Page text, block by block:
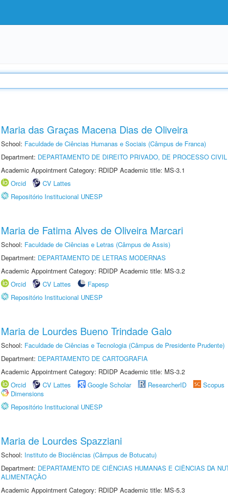
Maria das Graças Macena Dias de Oliveira
School: Faculdade de Ciências Humanas e Sociais (Câmpus de Franca)
Department: DEPARTAMENTO DE DIREITO PRIVADO, DE PROCESSO
Academic Appointment Category: RDIDP Academic title: MS-3.1
Orcid
CV Lattes
Repositório Institucional UNESP
Maria de Fatima Alves de Oliveira Marcari
School: Faculdade de Ciências e Letras (Câmpus de Assis)
Department: DEPARTAMENTO DE LETRAS MODERNAS
Academic Appointment Category: RDIDP Academic title: MS-3.2
Orcid
CV Lattes
Fapesp
Repositório Institucional UNESP
Maria de Lourdes Bueno Trindade Galo
School: Faculdade de Ciências e Tecnologia (Câmpus de Presidente Prudente)
Department: DEPARTAMENTO DE CARTOGRAFIA
Academic Appointment Category: RDIDP Academic title: MS-3.2
Orcid
CV Lattes Google Scholar ResearcherID Scopus
Dimensions
Repositório Institucional UNESP
Maria de Lourdes Spazziani
School: Instituto de Biociências (Câmpus de Botucatu)
Department: DEPARTAMENTO DE CIÊNCIAS HUMANAS E CIÊNCIAS DA
ALIMENTAÇÃO
Academic Appointment Category: RDIDP Academic title: MS-5.3